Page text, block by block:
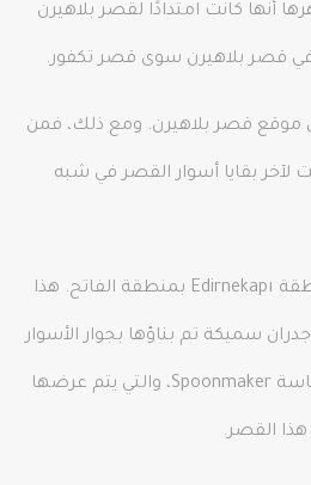
أنها كانت امتدادًا لقصر بلاهيرن
في قصر بلاهيرن سوى قصر تكفور.
قصر بلاهيرن. ومع ذلك، فمن
بقايا أسوار القصر في شبه
يقع Tekfur Palace في منطقة Edirnekapı بمنطقة الفاتح. هذا
سميكة تم بناؤها بجوار الأسوار
الأرضية. تم العثور على الماسة Spoonmaker، والتي يتم عرضها
القصر.